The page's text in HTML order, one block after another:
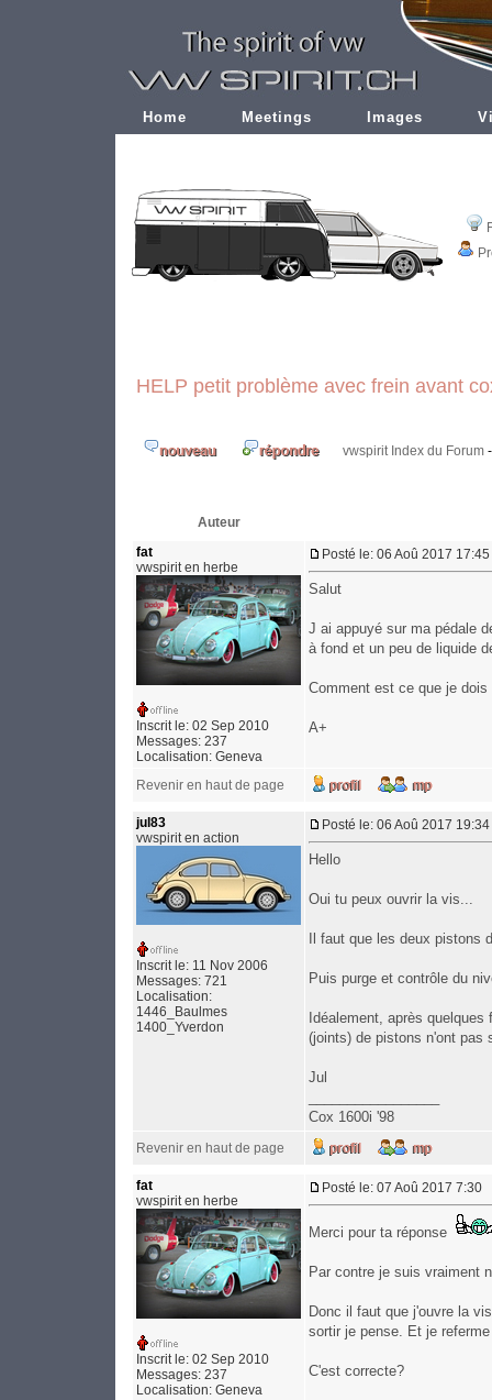
Home Meetings Images
HELP petit problème avec frein avant
vwspirit Index du Forum
Auteur
fat
vwspirit en herbe
Inscrit le: 02 Sep 2010
Messages: 237
Localisation: Geneva
Posté le: 06 Aoû 2017 17:45
Salut
J ai appuyé sur ma pédale
à fond et un peu de liquide
Comment est ce que je
A+
Revenir en haut de page
jul83
vwspirit en action
Inscrit le: 11 Nov 2006
Messages: 721
Localisation:
1446_Baulmes
1400_Yverdon
Posté le: 06 Aoû 2017 19:34
Hello
Oui tu peux ouvrir la vis...
Il faut que les deux pistons
Puis purge et contrôle du
Idéalement, après
(joints) de pistons n'ont pas
Jul
Cox 1600i '98
Revenir en haut de page
fat
vwspirit en herbe
Inscrit le: 02 Sep 2010
Messages: 237
Localisation: Geneva
Posté le: 07 Aoû 2017 7:30
Merci pour ta réponse
Par contre je suis vraiment
Donc il faut que j'ouvre la
sortir je pense. Et je
C'est correcte?